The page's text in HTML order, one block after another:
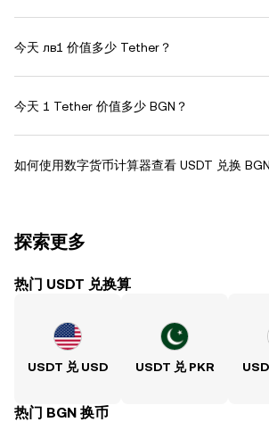
今天 лв1 价值多少 Tether？
今天 1 Tether 价值多少 BGN？
如何使用数字货币计算器查看 USDT 兑换
探索更多
热门 USDT 兑换算
USDT 兑 USD USDT 兑 PKR
热门 BGN 换币